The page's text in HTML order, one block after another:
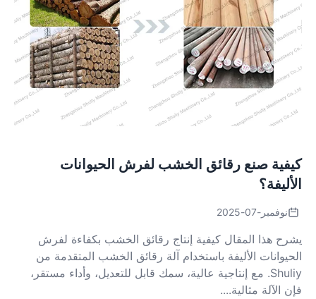
كيفية صنع رقائق الخشب لفرش الحيوانات
الأليفة؟
نوفمبر-07-2025
يشرح هذا المقال كيفية إنتاج رقائق الخشب بكفاءة لفرش
الحيوانات الأليفة باستخدام آلة رقائق الخشب المتقدمة من
Shuliy. مع إنتاجية عالية، سمك قابل للتعديل، وأداء مستقر،
فإن الآلة مثالية....